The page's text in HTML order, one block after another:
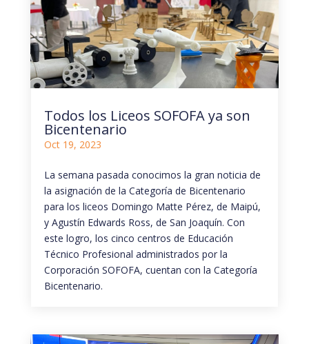
Todos los Liceos SOFOFA ya son
Bicentenario
Oct 19, 2023
La semana pasada conocimos la gran noticia de
la asignación de la Categoría de Bicentenario
para los liceos Domingo Matte Pérez, de Maipú,
y Agustín Edwards Ross, de San Joaquín. Con
este logro, los cinco centros de Educación
Técnico Profesional administrados por la
Corporación SOFOFA, cuentan con la Categoría
Bicentenario.